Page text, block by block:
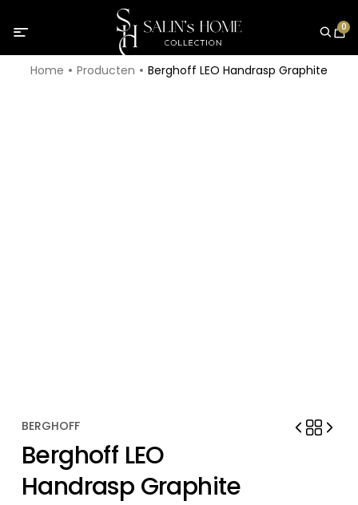
0
Home Producten Berghoff LEO Handrasp Graphite
BERGHOFF
Berghoff LEO
Handrasp Graphite